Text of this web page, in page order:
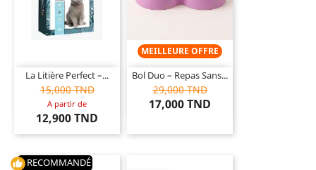
La Litière Perfect –...
15,000 TND
A partir de
12,900 TND
MEILLEURE OFFRE
Bol Duo – Repas Sans...
29,000 TND
17,000 TND
thumb_up RECOMMANDÉ